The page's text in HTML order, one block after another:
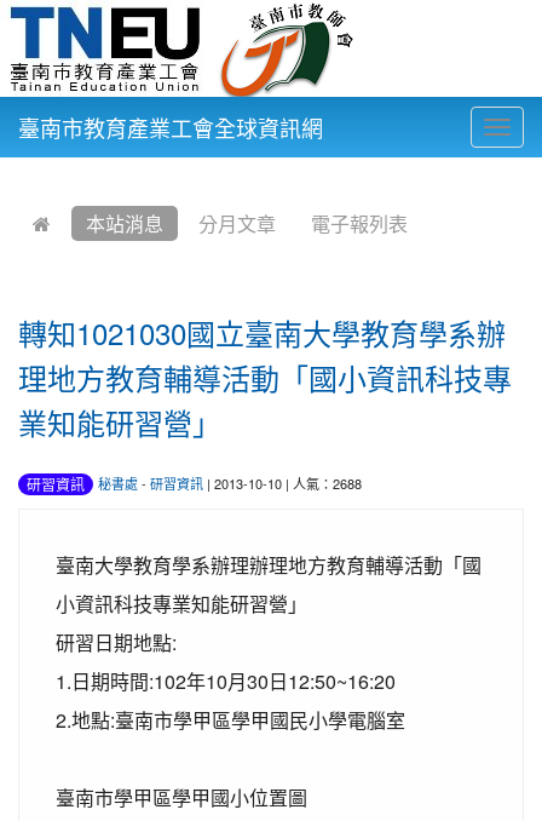
臺南市教育產業工會全球資訊網
本站消息 分月文章 電子報列表
轉知1021030國立臺南大學教育學系辦
理地方教育輔導活動「國小資訊科技專
業知能研習營」
研習資訊 秘書處- 研習資訊 | 2013-10-10 | 人氣：2688
臺南大學教育學系辦理辦理地方教育輔導活動「國
小資訊科技專業知能研習營」
研習日期地點:
1.日期時間:102年10月30日12:50~16:20
2.地點:臺南市學甲區學甲國民小學電腦室
臺南市學甲區學甲國小位置圖